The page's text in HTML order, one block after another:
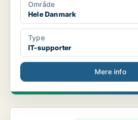
Område
Hele Danmark
Type
IT-supporter
Mere info